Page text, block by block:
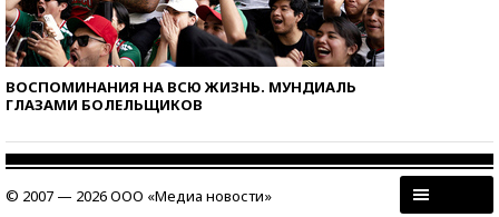
ВОСПОМИНАНИЯ НА ВСЮ ЖИЗНЬ. МУНДИАЛЬ
ГЛАЗАМИ БОЛЕЛЬЩИКОВ
© 2007 — 2026 ООО «Медиа новости»